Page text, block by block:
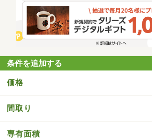
条件を追加する
価格
間取り
専有面積